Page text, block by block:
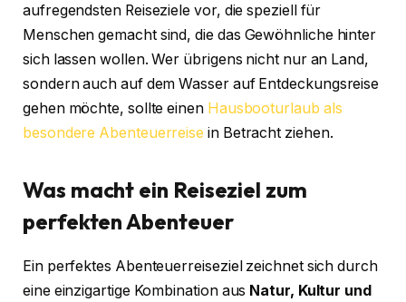
aufregendsten Reiseziele vor, die speziell für
Menschen gemacht sind, die das Gewöhnliche hinter
sich lassen wollen. Wer übrigens nicht nur an Land,
sondern auch auf dem Wasser auf Entdeckungsreise
gehen möchte, sollte einen Hausbooturlaub als
besondere Abenteuerreise in Betracht ziehen.
Was macht ein Reiseziel zum
perfekten Abenteuer
Ein perfektes Abenteuerreiseziel zeichnet sich durch
eine einzigartige Kombination aus Natur, Kultur und